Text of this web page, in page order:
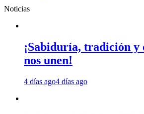
Noticias
¡Sabiduría, tradición y
nos unen!
4 días ago4 días ago